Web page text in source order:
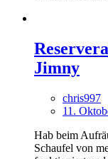
Jimny
chris997
11.
Hab beim
Schaufel von